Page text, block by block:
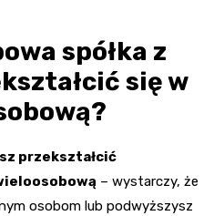
spółka z
się w
przekształcić
– wystarczy, że
osobom lub podwyższysz